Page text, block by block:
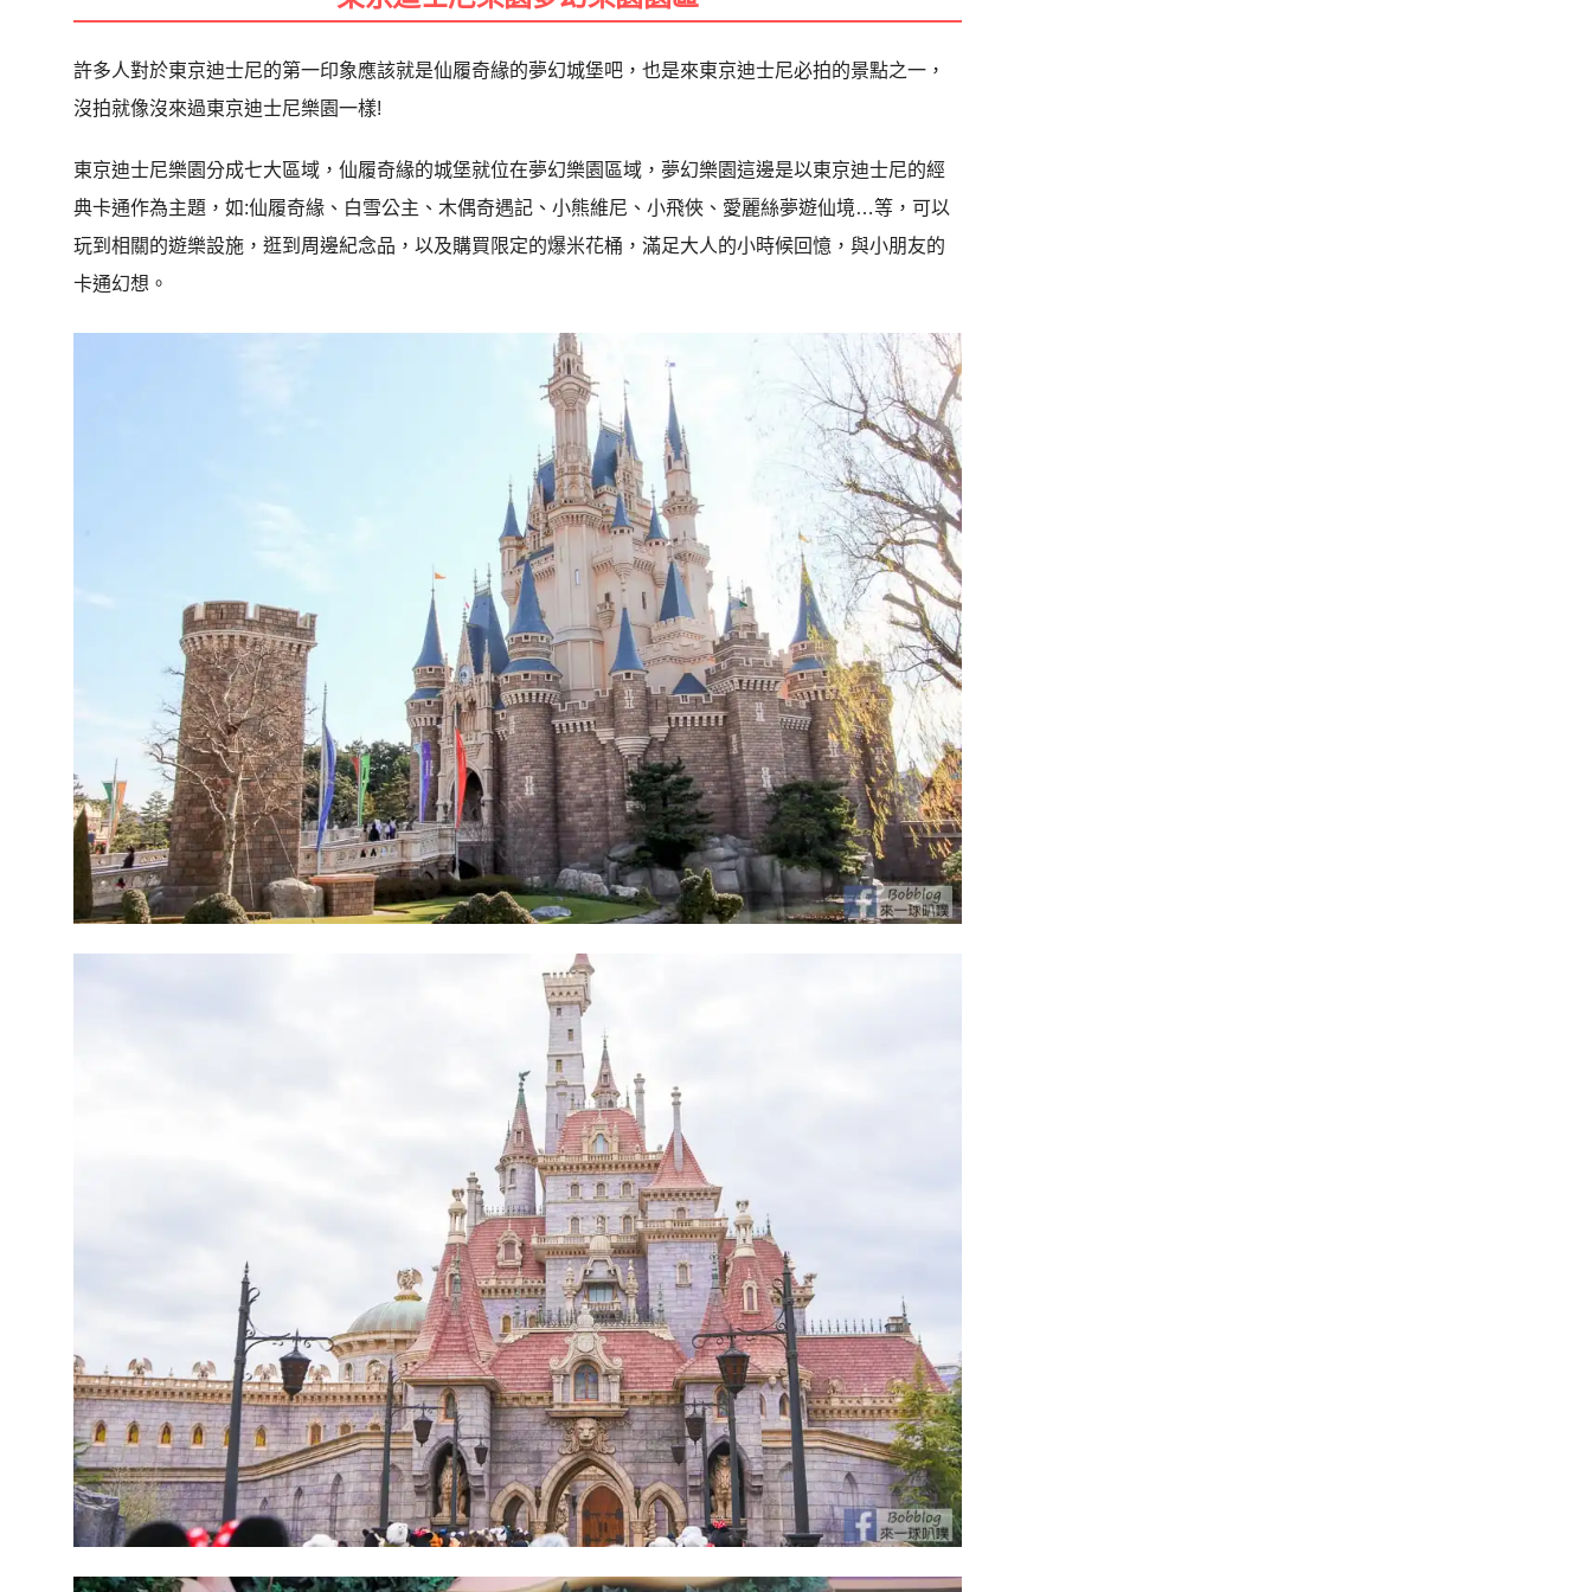
許多人對於東京迪士尼的第一印象應該就是仙履奇緣的夢幻城堡吧，也是來東京迪士尼必拍的景點之一，
沒拍就像沒來過東京迪士尼樂園一樣!
東京迪士尼樂園分成七大區域，仙履奇緣的城堡就位在夢幻樂園區域，夢幻樂園這邊是以東京迪士尼的經
典卡通作為主題，如:仙履奇緣、白雪公主、木偶奇遇記、小熊維尼、小飛俠、愛麗絲夢遊仙境…等，可以
玩到相關的遊樂設施，逛到周邊紀念品，以及購買限定的爆米花桶，滿足大人的小時候回憶，與小朋友的
卡通幻想。